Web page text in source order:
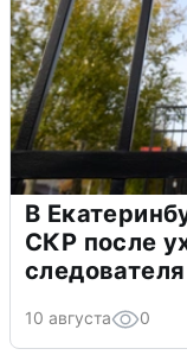
В
СКР после
следователя
10 августа 0